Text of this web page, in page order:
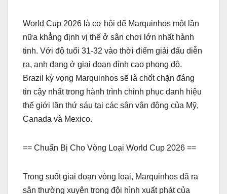
World Cup 2026 là cơ hội để Marquinhos một lần
nữa khẳng định vị thế ở sân chơi lớn nhất hành
tinh. Với độ tuổi 31-32 vào thời điểm giải đấu diễn
ra, anh đang ở giai đoạn đỉnh cao phong độ.
Brazil kỳ vọng Marquinhos sẽ là chốt chặn đáng
tin cậy nhất trong hành trình chinh phục danh hiệu
thế giới lần thứ sáu tại các sân vận động của Mỹ,
Canada và Mexico.
== Chuẩn Bị Cho Vòng Loại World Cup 2026 ==
Trong suốt giai đoạn vòng loại, Marquinhos đã ra
sân thường xuyên trong đội hình xuất phát của